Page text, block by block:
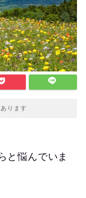
ります
と悩んでいま